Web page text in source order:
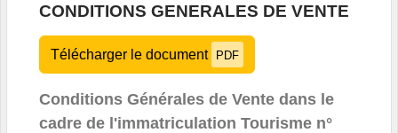
CONDITIONS GENERALES DE VENTE
Télécharger le document PDF
Conditions Générales de Vente dans le
cadre de l'immatriculation Tourisme n°